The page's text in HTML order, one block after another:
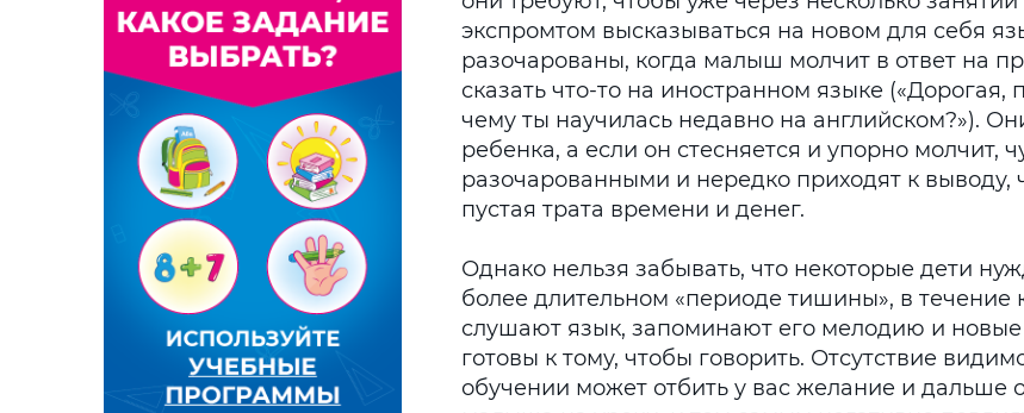
экспромтом высказываться на новом для себя
разочарованы, когда малыш молчит в ответ на
сказать что-то на иностранном языке («Дорогая,
чему ты научилась недавно на английском?»).
ребенка, а если он стесняется и упорно молчит,
разочарованными и нередко приходят к выводу,
пустая трата времени и денег.
Однако нельзя забывать, что некоторые дети
более длительном «периоде тишины», в течение
слушают язык, запоминают его мелодию и новые
готовы к тому, чтобы говорить. Отсутствие
обучении может отбить у вас желание и дальше